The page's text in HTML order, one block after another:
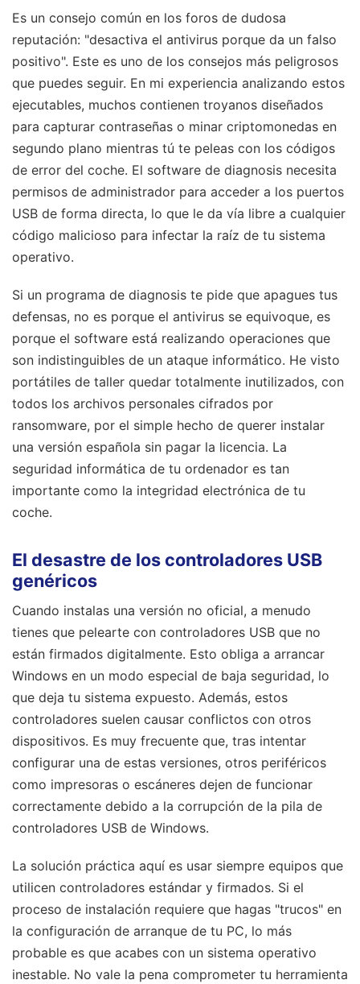
Es un consejo común en los foros de dudosa
reputación: "desactiva el antivirus porque da un falso
positivo". Este es uno de los consejos más peligrosos
que puedes seguir. En mi experiencia analizando estos
ejecutables, muchos contienen troyanos diseñados
para capturar contraseñas o minar criptomonedas en
segundo plano mientras tú te peleas con los códigos
de error del coche. El software de diagnosis necesita
permisos de administrador para acceder a los puertos
USB de forma directa, lo que le da vía libre a cualquier
código malicioso para infectar la raíz de tu sistema
operativo.
Si un programa de diagnosis te pide que apagues tus
defensas, no es porque el antivirus se equivoque, es
porque el software está realizando operaciones que
son indistinguibles de un ataque informático. He visto
portátiles de taller quedar totalmente inutilizados, con
todos los archivos personales cifrados por
ransomware, por el simple hecho de querer instalar
una versión española sin pagar la licencia. La
seguridad informática de tu ordenador es tan
importante como la integridad electrónica de tu
coche.
El desastre de los controladores USB
genéricos
Cuando instalas una versión no oficial, a menudo
tienes que pelearte con controladores USB que no
están firmados digitalmente. Esto obliga a arrancar
Windows en un modo especial de baja seguridad, lo
que deja tu sistema expuesto. Además, estos
controladores suelen causar conflictos con otros
dispositivos. Es muy frecuente que, tras intentar
configurar una de estas versiones, otros periféricos
como impresoras o escáneres dejen de funcionar
correctamente debido a la corrupción de la pila de
controladores USB de Windows.
La solución práctica aquí es usar siempre equipos que
utilicen controladores estándar y firmados. Si el
proceso de instalación requiere que hagas "trucos" en
la configuración de arranque de tu PC, lo más
probable es que acabes con un sistema operativo
inestable. No vale la pena comprometer tu herramienta